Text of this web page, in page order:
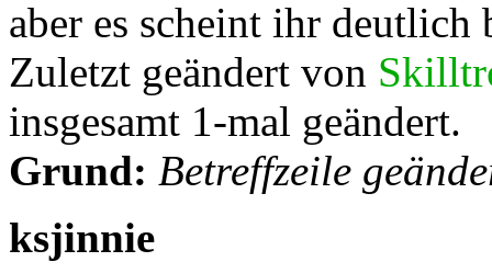
aber es scheint ihr deutlich
Zuletzt geändert von
insgesamt 1-mal geändert.
Grund: Betreffzeile
ksjinnie